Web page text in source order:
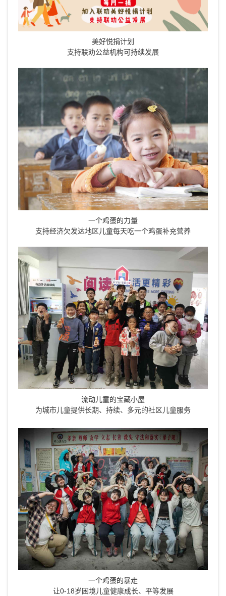
美好悦捐计划
支持联劝公益机构可持续发展
一个鸡蛋的力量
支持经济欠发达地区儿童每天吃一个鸡蛋补充营养
流动儿童的宝藏小屋
为城市儿童提供长期、持续、多元的社区儿童服务
一个鸡蛋的暴走
让0-18岁困境儿童健康成长、平等发展